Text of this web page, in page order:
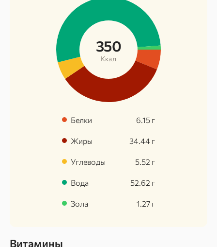
350
Ккал
Белки 6.15 г
Жиры 34.44 г
Углеводы 5.52 г
Вода 52.62 г
Зола 1.27 г
Витамины